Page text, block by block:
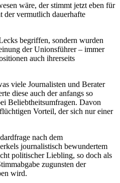
wäre, der stimmt jetzt eben für
vermutlich dauerhafte
begriffen, sondern wurden
der Unionsführer – immer
auch ihrerseits
viele Journalisten und Berater
diese auch der anfangs so
Beliebtheitsumfragen. Davon
Vorteil, der sich nur einer
nach dem
journalistisch bewundertem
politischer Liebling, so doch als
zugunsten der
wird.